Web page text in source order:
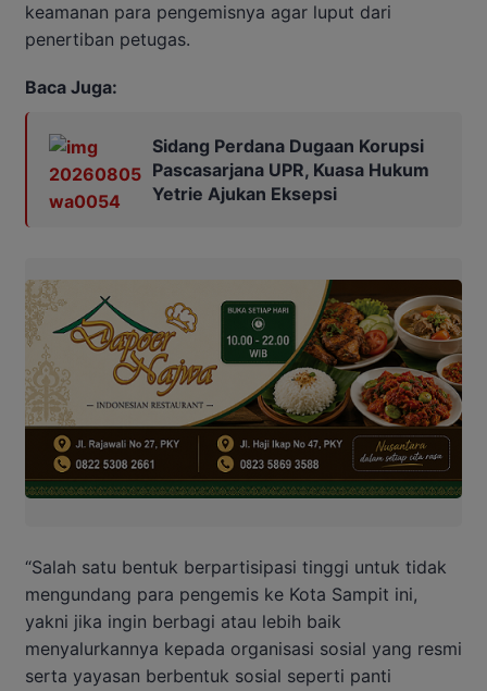
keamanan para pengemisnya agar luput dari
penertiban petugas.
Baca Juga:
Sidang Perdana Dugaan Korupsi
Pascasarjana UPR, Kuasa Hukum
Yetrie Ajukan Eksepsi
“Salah satu bentuk berpartisipasi tinggi untuk tidak
mengundang para pengemis ke Kota Sampit ini,
yakni jika ingin berbagi atau lebih baik
menyalurkannya kepada organisasi sosial yang resmi
serta yayasan berbentuk sosial seperti panti